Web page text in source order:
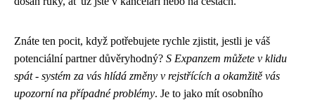
Znáte ten pocit, když potřebujete rychle zjistit, jestli je váš
potenciální partner důvěryhodný? S Expanzem můžete v klidu
spát - systém za vás hlídá změny v rejstřících a okamžitě vás
upozorní na případné problémy. Je to jako mít osobního